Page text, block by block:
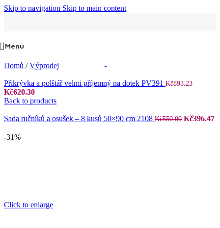
Skip to navigation Skip to main content
Menu
Domů / Výprodej
Přikrývka a polštář velmi příjemný na dotek PV391 Kč893.23
Původní
cena
Kč893.23.
Kč620.30Aktuální
cena
Kč620.30.
Back to products
Sada ručníků a osušek – 8 kusů 50×90 cm 2108 Kč550.00 Původní
Kč396.47
-31%
Click to enlarge